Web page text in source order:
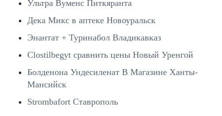
Ультра Вуменс Питкяранта
Дека Микс в аптеке Новоуральск
Энантат + Туринабол Владикавказ
Clostilbegyt сравнить цены Новый Уренгой
Болденона Ундесиленат В Магазине Ханты-
Мансийск
Strombafort Ставрополь